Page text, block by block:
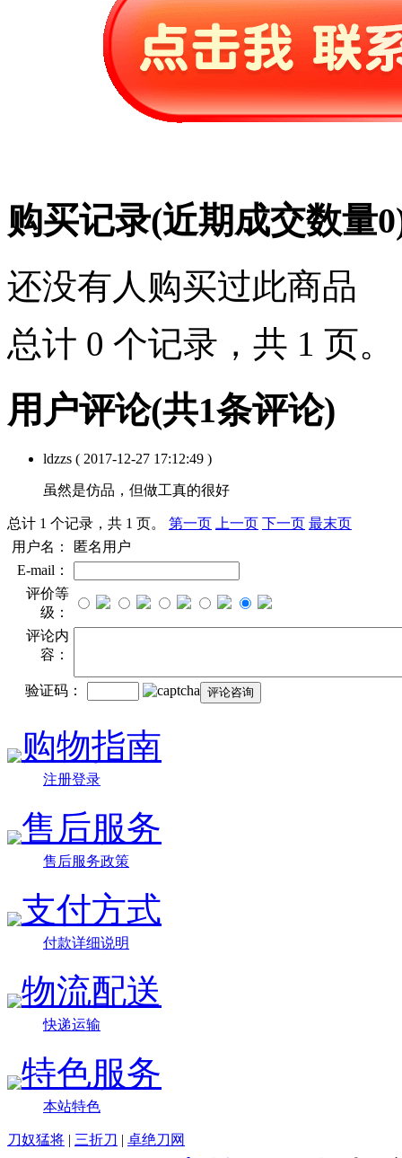
购买记录(近期成交数量0
还没有人购买过此商品
总计 0 个记录，共 1 页。
用户评论(共1条评论)
ldzzs ( 2017-12-27 17:12:49 )
虽然是仿品，但做工真的很好
总计 1 个记录，共 1 页。 第一页 上一页 下一页 最末页
用户名：
匿名用户
E-mail：
评价等
级：
评论内
容：
验证码：
购物指南
注册登录
售后服务
售后服务政策
支付方式
付款详细说明
物流配送
快递运输
特色服务
本站特色
刀奴猛将 | 三折刀 | 卓绝刀网